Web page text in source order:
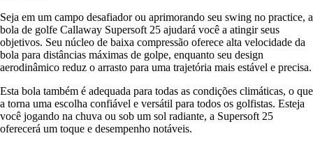
Seja em um campo desafiador ou aprimorando seu swing no practice, a
bola de golfe Callaway Supersoft 25 ajudará você a atingir seus
objetivos. Seu núcleo de baixa compressão oferece alta velocidade da
bola para distâncias máximas de golpe, enquanto seu design
aerodinâmico reduz o arrasto para uma trajetória mais estável e precisa.
Esta bola também é adequada para todas as condições climáticas, o que
a torna uma escolha confiável e versátil para todos os golfistas. Esteja
você jogando na chuva ou sob um sol radiante, a Supersoft 25
oferecerá um toque e desempenho notáveis.